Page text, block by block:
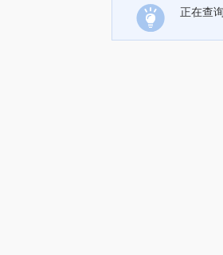
正在查